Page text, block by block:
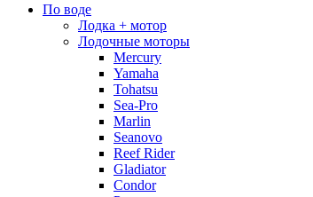
По воде
Лодка + мотор
Лодочные моторы
Mercury
Yamaha
Tohatsu
Sea-Pro
Marlin
Seanovo
Reef Rider
Gladiator
Condor